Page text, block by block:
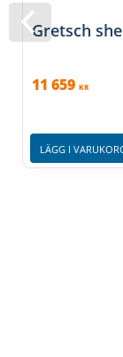
Gretsch
11 659 KR
LÄGG I